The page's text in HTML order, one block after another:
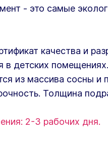
- это самые
качества и
в детских
из массива сосны и
Толщина
2-3 рабочих дня.